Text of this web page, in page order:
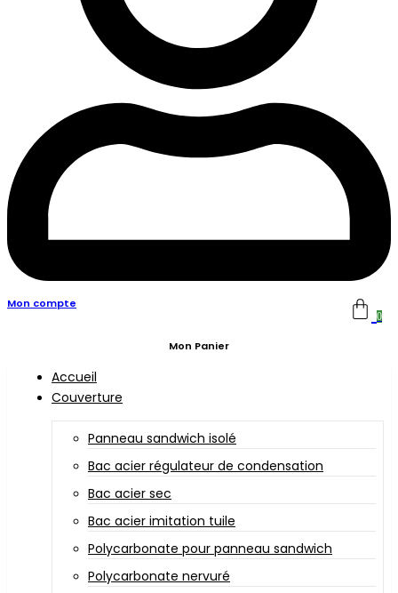
Mon compte
0
Mon Panier
Accueil
Couverture
Panneau sandwich isolé
Bac acier régulateur de condensation
Bac acier sec
Bac acier imitation tuile
Polycarbonate pour panneau sandwich
Polycarbonate nervuré